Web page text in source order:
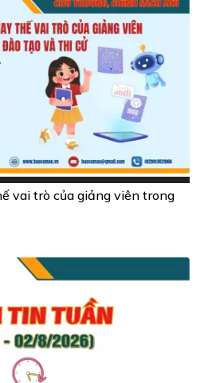
vai trò của giảng viên trong